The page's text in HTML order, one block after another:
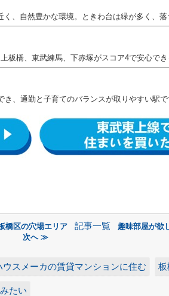
、自然豊かな環境。ときわ台は緑が多く、
板橋、東武練馬、下赤塚がスコア4で安心で
、通勤と子育てのバランスが取りやすい駅
橋区の穴場エリア 記事一覧
趣味部屋が欲
次へ ≫
ウスメーカの賃貸マンションに住む 板
たい